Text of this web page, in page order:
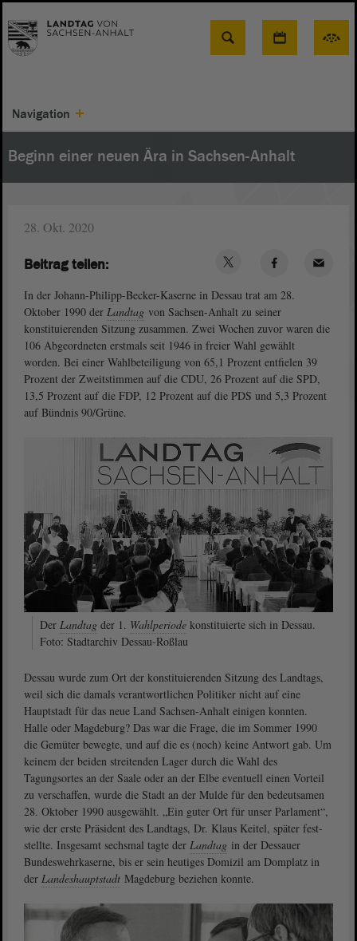
Suche
Navigation
Beginn einer neuen Ära in Sachsen-Anhalt
28. Okt. 2020
In der Johann-Philipp-Becker-Kaserne in Dessau trat am 28.
Oktober 1990 der Landtag von Sachsen-Anhalt zu seiner
konstituierenden Sitzung zusam­men. Zwei Wochen zuvor waren die
106 Abgeordneten erstmals seit 1946 in frei­er Wahl gewählt
worden. Bei einer Wahl­beteiligung von 65,1 Prozent entfielen 39
Prozent der Zweitstimmen auf die CDU, 26 Prozent auf die SPD,
13,5 Prozent auf die FDP, 12 Prozent auf die PDS und 5,3 Prozent
auf Bündnis 90/Grüne.
Der Landtag der 1. Wahlperiode konstituierte sich in Dessau.
Foto: Stadtarchiv Dessau-Roßlau
Dessau wurde zum Ort der konstituieren­den Sitzung des Landtags,
weil sich die damals verantwortlichen Politiker nicht auf eine
Hauptstadt für das neue Land Sachsen-Anhalt einigen konnten.
Halle oder Magdeburg? Das war die Frage, die im Sommer 1990
die Gemüter bewegte, und auf die es (noch) keine Antwort gab. Um
keinem der beiden streitenden Lager durch die Wahl des
Tagungsortes an der Saale oder an der Elbe eventuell einen Vorteil
zu verschaffen, wurde die Stadt an der Mulde für den bedeutsamen
28. Ok­tober 1990 ausgewählt. „Ein guter Ort für unser Parlament“,
wie der erste Präsident des Landtags, Dr. Klaus Keitel, später fest­
stellte. Insgesamt sechsmal tagte der Landtag in der Dessauer
Bundeswehrkaserne, bis er sein heutiges Domizil am Domplatz in
der Landeshauptstadt Magdeburg beziehen konnte.
Beitrag teilen: